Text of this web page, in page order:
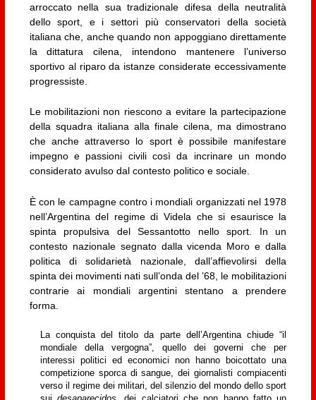
arroccato nella sua tradizionale difesa della neutralità
dello sport, e i settori più conservatori della società
italiana che, anche quando non appoggiano direttamente
la dittatura cilena, intendono mantenere l’universo
sportivo al riparo da istanze considerate eccessivamente
progressiste.
Le mobilitazioni non riescono a evitare la partecipazione
della squadra italiana alla finale cilena, ma dimostrano
che anche attraverso lo sport è possibile manifestare
impegno e passioni civili così da incrinare un mondo
considerato avulso dal contesto politico e sociale.
È con le campagne contro i mondiali organizzati nel 1978
nell’Argentina del regime di Videla che si esaurisce la
spinta propulsiva del Sessantotto nello sport. In un
contesto nazionale segnato dalla vicenda Moro e dalla
politica di solidarietà nazionale, dall’affievolirsi della
spinta dei movimenti nati sull’onda del ’68, le mobilitazioni
contrarie ai mondiali argentini stentano a prendere
forma.
La conquista del titolo da parte dell’Argentina chiude “il
mondiale della vergogna”, quello dei governi che per
interessi politici ed economici non hanno boicottato una
competizione sporca di sangue, dei giornalisti compiacenti
verso il regime dei militari, del silenzio del mondo dello sport